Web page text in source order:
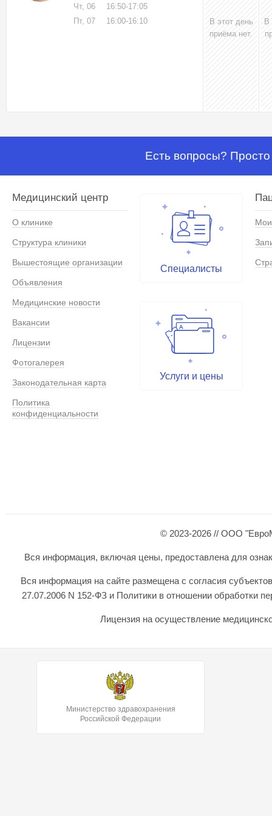
Чт, 06
16:50-17:05
Пт, 07
16:00-16:10
В этот день
приёма нет.
В
Есть вопросы?
Медицинский центр
О клинике
Структура клиники
Вышестоящие организации
Объявления
Медицинские новости
Вакансии
Лицензии
Фотогалерея
Законодательная карта
Политика
конфиденциальности
Специалисты
Услуги и цены
© 2023-2026 // ООО
Вся информация, включая цены, предоставлена для
Вся информация на сайте размещена с согласия
27.07.2006 N 152-ФЗ и Политики в отношении обработки
Лицензия на осуществление
Министерство здравохранения
Российской Федерации